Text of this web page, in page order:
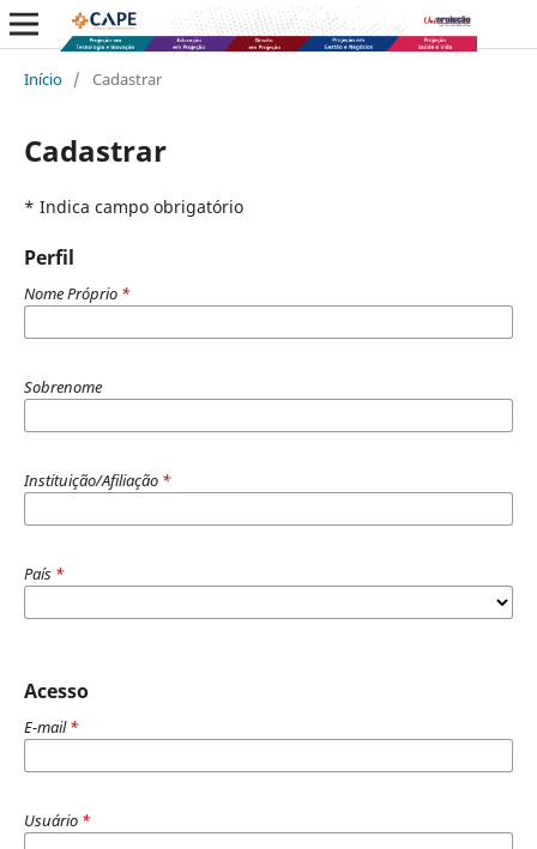
Início / Cadastrar
Cadastrar
* Indica campo obrigatório
Perfil
Nome Próprio *
Sobrenome
Instituição/Afiliação *
País *
Acesso
E-mail*
Usuário *